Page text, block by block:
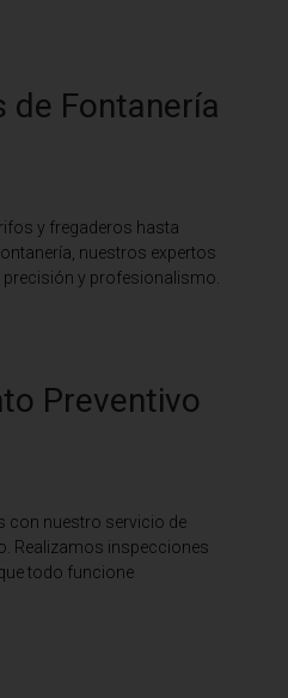
de Fontanería
y fregaderos hasta
nuestros expertos
y profesionalismo.
Preventivo
con nuestro servicio de
Realizamos inspecciones
todo funcione